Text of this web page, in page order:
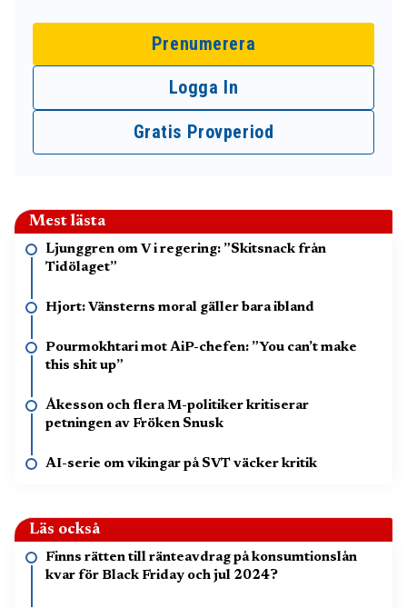
Prenumerera
Logga In
Gratis Provperiod
Mest lästa
Ljunggren om V i regering: ”Skitsnack från
Tidölaget”
Hjort: Vänsterns moral gäller bara ibland
Pourmokhtari mot AiP-chefen: ”You can’t make
this shit up”
Åkesson och flera M-politiker kritiserar
petningen av Fröken Snusk
AI-serie om vikingar på SVT väcker kritik
Läs också
Finns rätten till ränteavdrag på konsumtionslån
kvar för Black Friday och jul 2024?